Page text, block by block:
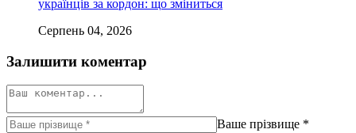
українців за кордон: що зміниться
Серпень 04, 2026
Залишити коментар
Ваше прізвище *